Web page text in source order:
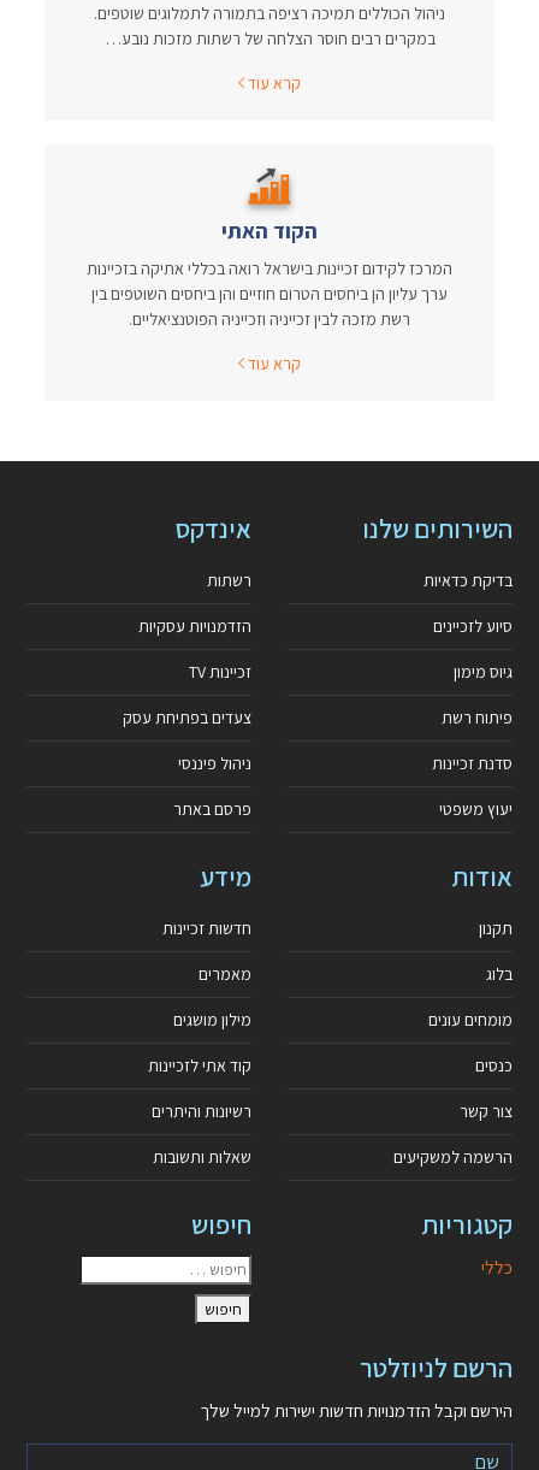
ניהול הכוללים תמיכה רציפה בתמורה לתמלוגים שוטפים.
במקרים רבים חוסר הצלחה של רשתות מזכות נובע…
קרא עוד
הקוד האתי
המרכז לקידום זכיינות בישראל רואה בכללי אתיקה בזכיינות
ערך עליון הן ביחסים הטרום חוזיים והן ביחסים השוטפים בין
רשת מזכה לבין זכייניה וזכייניה הפוטנציאליים.
קרא עוד
השירותים שלנו
בדיקת כדאיות
סיוע לזכיינים
גיוס מימון
פיתוח רשת
סדנת זכיינות
יעוץ משפטי
אינדקס
רשתות
הזדמנויות עסקיות
זכיינות TV
צעדים בפתיחת עסק
ניהול פיננסי
פרסם באתר
אודות
תקנון
בלוג
מומחים עונים
כנסים
צור קשר
הרשמה למשקיעים
מידע
חדשות זכיינות
מאמרים
מילון מושגים
קוד אתי לזכיינות
רשיונות והיתרים
שאלות ותשובות
קטגוריות
כללי
חיפוש
הרשם לניוזלטר
הירשם וקבל הזדמנויות חדשות ישירות למייל שלך